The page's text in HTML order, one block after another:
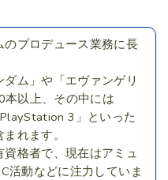
プロデュース業務に長
ム」や「エヴァンゲリ
本以上、その中には
3」といった
れます。
格者で、現在はアミュ
活動などに注力していま